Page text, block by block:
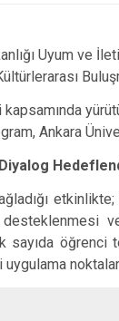
Uyum ve
Ankara
ve
öğrenci